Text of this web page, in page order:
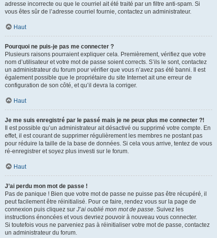
adresse incorrecte ou que le courriel ait été traité par un filtre anti-spam. Si
vous êtes sûr de l’adresse courriel fournie, contactez un administrateur.
Haut
Pourquoi ne puis-je pas me connecter ?
Plusieurs raisons pourraient expliquer cela. Premièrement, vérifiez que votre
nom d’utilisateur et votre mot de passe soient corrects. S’ils le sont, contactez
un administrateur du forum pour vérifier que vous n’avez pas été banni. Il est
également possible que le propriétaire du site Internet ait une erreur de
configuration de son côté, et qu’il devra la corriger.
Haut
Je me suis enregistré par le passé mais je ne peux plus me connecter ?!
Il est possible qu’un administrateur ait désactivé ou supprimé votre compte. En
effet, il est courant de supprimer régulièrement les membres ne postant pas
pour réduire la taille de la base de données. Si cela vous arrive, tentez de vous
ré-enregistrer et soyez plus investi sur le forum.
Haut
J’ai perdu mon mot de passe !
Pas de panique ! Bien que votre mot de passe ne puisse pas être récupéré, il
peut facilement être réinitialisé. Pour ce faire, rendez vous sur la page de
connexion puis cliquez sur J’ai oublié mon mot de passe. Suivez les
instructions énoncées et vous devriez pouvoir à nouveau vous connecter.
Si toutefois vous ne parveniez pas à réinitialiser votre mot de passe, contactez
un administrateur du forum.